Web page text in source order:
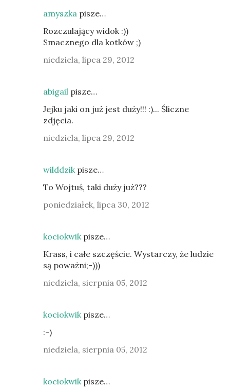
amyszka pisze…
Rozczulający widok :))
Smacznego dla kotków ;)
niedziela, lipca 29, 2012
abigail pisze…
Jejku jaki on już jest duży!!! :)... Śliczne
zdjęcia.
niedziela, lipca 29, 2012
wilddzikpisze…
To Wojtuś, taki duży już???
poniedziałek, lipca 30, 2012
kociokwikpisze…
Krass, i całe szczęście. Wystarczy, że ludzie
są poważni;-)))
niedziela, sierpnia 05, 2012
kociokwikpisze…
:-)
niedziela, sierpnia 05, 2012
kociokwikpisze…